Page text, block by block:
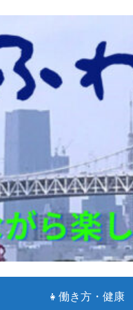
👧働き方・健康